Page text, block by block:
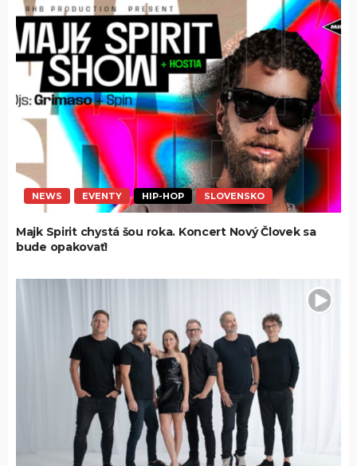
NEWS EVENTY HIP-HOP SLOVENSKO
Majk Spirit chystá šou roka. Koncert Nový Človek sa
bude opakovať!